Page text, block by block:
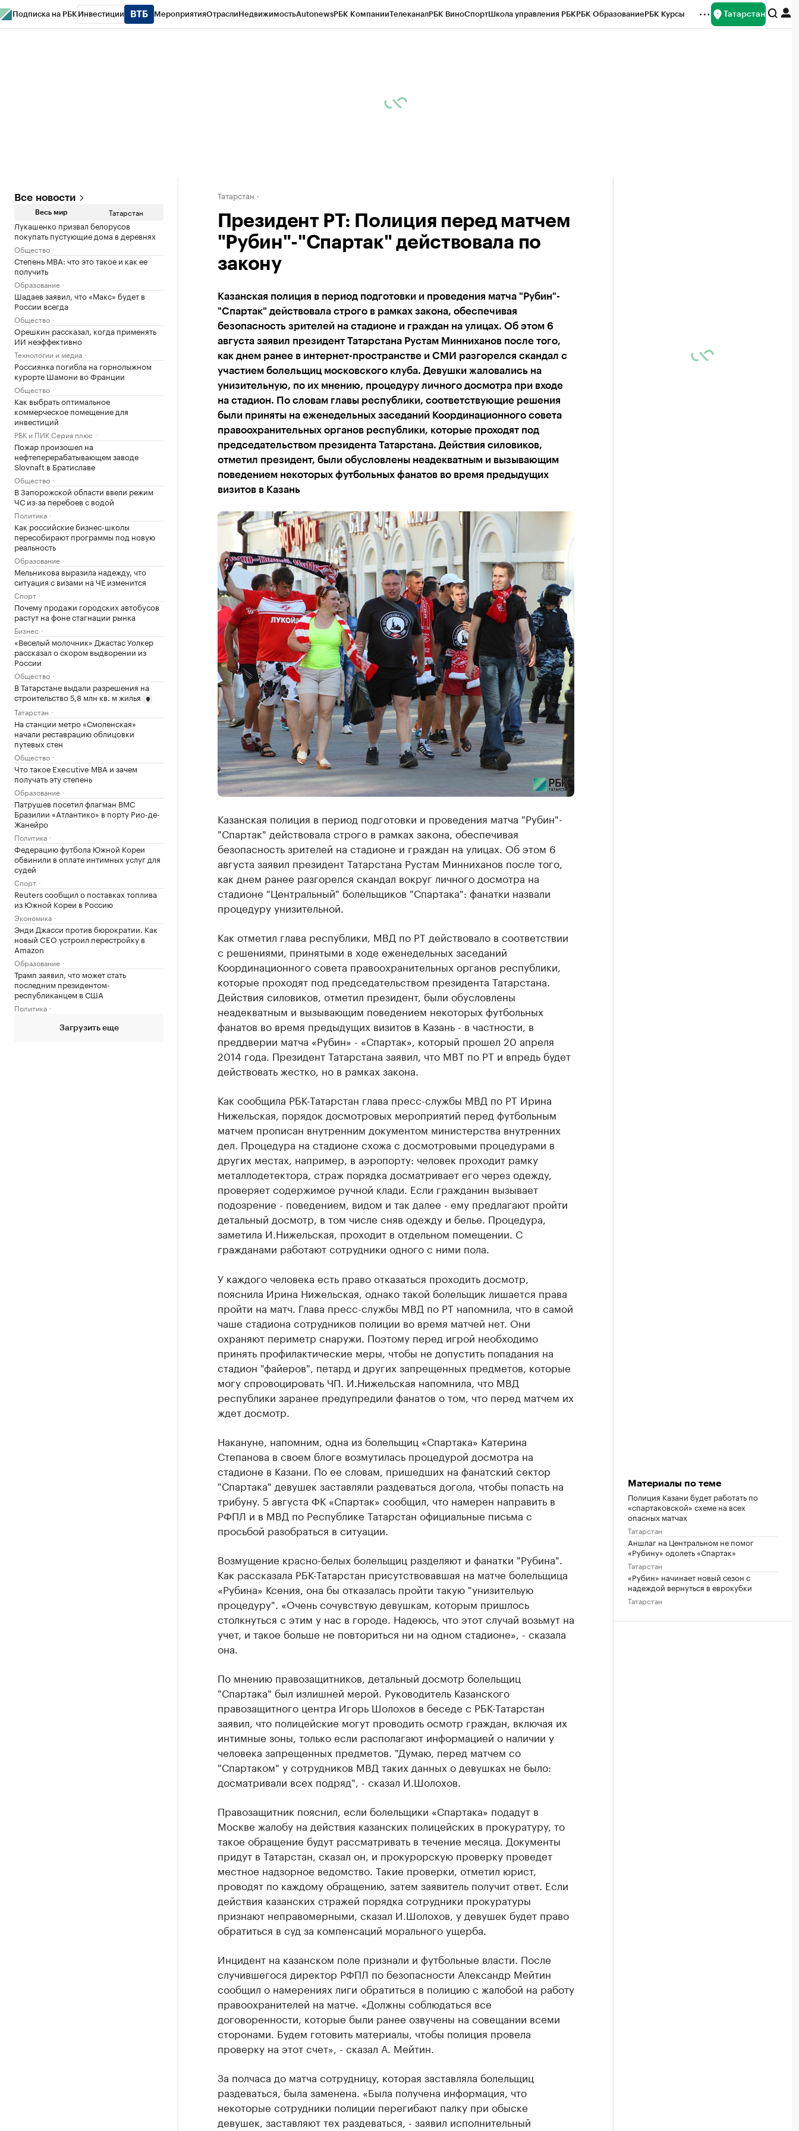
Подписка на РБК Инвестиции МероприятияОтраслиНедвижимостьAutonewsРБК КомпанииТелеканалРБК ВиноСпортШкола управления РБКРБК ОбразованиеРБК Курсы Татарстан
Все новости
Весь мир Татарстан
Лукашенко призвал белорусов
покупать пустующие дома в деревнях
Общество
Степень MBA: что это такое и как ее
получить
Образование
Шадаев заявил, что «Макс» будет в
России всегда
Общество
Орешкин рассказал, когда применять
ИИ неэффективно
Технологии и медиа
Россиянка погибла на горнолыжном
курорте Шамони во Франции
Общество
Как выбрать оптимальное
коммерческое помещение для
инвестиций
РБК и ПИК Серия плюс
Пожар произошел на
нефтеперерабатывающем заводе
Slovnaft в Братиславе
Общество
В Запорожской области ввели режим
ЧС из-за перебоев с водой
Политика
Как российские бизнес-школы
пересобирают программы под новую
реальность
Образование
Мельникова выразила надежду, что
ситуация с визами на ЧЕ изменится
Спорт
Почему продажи городских автобусов
растут на фоне стагнации рынка
Бизнес
«Веселый молочник» Джастас Уолкер
рассказал о скором выдворении из
России
Общество
В Татарстане выдали разрешения на
строительство 5,8 млн кв. м жилья
Татарстан
На станции метро «Смоленская»
начали реставрацию облицовки
путевых стен
Общество
Что такое Executive MBA и зачем
получать эту степень
Образование
Патрушев посетил флагман ВМС
Бразилии «Атлантико» в порту Рио-де-
Жанейро
Политика
Федерацию футбола Южной Кореи
обвинили в оплате интимных услуг для
судей
Спорт
Reuters сообщил о поставках топлива
из Южной Кореи в Россию
Экономика
Энди Джасси против бюрократии. Как
новый CEO устроил перестройку в
Amazon
Образование
Трамп заявил, что может стать
последним президентом-
республиканцем в США
Политика
Загрузить еще
Татарстан
Президент РТ: Полиция перед матчем
"Рубин"-"Спартак" действовала по
закону
Казанская полиция в период подготовки и проведения матча "Рубин"-
"Спартак" действовала строго в рамках закона, обеспечивая
безопасность зрителей на стадионе и граждан на улицах. Об этом 6
августа заявил президент Татарстана Рустам Минниханов после того,
как днем ранее в интернет-пространстве и СМИ разгорелся скандал с
участием болельщиц московского клуба. Девушки жаловались на
унизительную, по их мнению, процедуру личного досмотра при входе
на стадион. По словам главы республики, соответствующие решения
были приняты на еженедельных заседаний Координационного совета
правоохранительных органов республики, которые проходят под
председательством президента Татарстана. Действия силовиков,
отметил президент, были обусловлены неадекватным и вызывающим
поведением некоторых футбольных фанатов во время предыдущих
визитов в Казань
Казанская полиция в период подготовки и проведения матча "Рубин"-
"Спартак" действовала строго в рамках закона, обеспечивая
безопасность зрителей на стадионе и граждан на улицах. Об этом 6
августа заявил президент Татарстана Рустам Минниханов после того,
как днем ранее разгорелся скандал вокруг личного досмотра на
стадионе "Центральный" болельщиков "Спартака": фанатки назвали
процедуру унизительной.
Как отметил глава республики, МВД по РТ действовало в соответствии
с решениями, принятыми в ходе еженедельных заседаний
Координационного совета правоохранительных органов республики,
которые проходят под председательством президента Татарстана.
Действия силовиков, отметил президент, были обусловлены
неадекватным и вызывающим поведением некоторых футбольных
фанатов во время предыдущих визитов в Казань - в частности, в
преддверии матча «Рубин» - «Спартак», который прошел 20 апреля
2014 года. Президент Татарстана заявил, что МВТ по РТ и впредь будет
действовать жестко, но в рамках закона.
Как сообщила РБК-Татарстан глава пресс-службы МВД по РТ Ирина
Нижельская, порядок досмотровых мероприятий перед футбольным
матчем прописан внутренним документом министерства внутренних
дел. Процедура на стадионе схожа с досмотровыми процедурами в
других местах, например, в аэропорту: человек проходит рамку
металлодетектора, страж порядка досматривает его через одежду,
проверяет содержимое ручной клади. Если гражданин вызывает
подозрение - поведением, видом и так далее - ему предлагают пройти
детальный досмотр, в том числе сняв одежду и белье. Процедура,
заметила И.Нижельская, проходит в отдельном помещении. С
гражданами работают сотрудники одного с ними пола.
У каждого человека есть право отказаться проходить досмотр,
пояснила Ирина Нижельская, однако такой болельщик лишается права
пройти на матч. Глава пресс-службы МВД по РТ напомнила, что в самой
чаше стадиона сотрудников полиции во время матчей нет. Они
охраняют периметр снаружи. Поэтому перед игрой необходимо
принять профилактические меры, чтобы не допустить попадания на
стадион "файеров", петард и других запрещенных предметов, которые
могу спровоцировать ЧП. И.Нижельская напомнила, что МВД
республики заранее предупредили фанатов о том, что перед матчем их
ждет досмотр.
Накануне, напомним, одна из болельщиц «Спартака» Катерина
Степанова в своем блоге возмутилась процедурой досмотра на
стадионе в Казани. По ее словам, пришедших на фанатский сектор
"Спартака" девушек заставляли раздеваться догола, чтобы попасть на
трибуну. 5 августа ФК «Спартак» сообщил, что намерен направить в
РФПЛ и в МВД по Республике Татарстан официальные письма с
просьбой разобраться в ситуации.
Возмущение красно-белых болельщиц разделяют и фанатки "Рубина".
Как рассказала РБК-Татарстан присутствовавшая на матче болельщица
«Рубина» Ксения, она бы отказалась пройти такую "унизительую
процедуру". «Очень сочувствую девушкам, которым пришлось
столкнуться с этим у нас в городе. Надеюсь, что этот случай возьмут на
учет, и такое больше не повториться ни на одном стадионе», - сказала
она.
По мнению правозащитников, детальный досмотр болельщиц
"Спартака" был излишней мерой. Руководитель Казанского
правозащитного центра Игорь Шолохов в беседе с РБК-Татарстан
заявил, что полицейские могут проводить осмотр граждан, включая их
интимные зоны, только если располагают информацией о наличии у
человека запрещенных предметов. "Думаю, перед матчем со
"Спартаком" у сотрудников МВД таких данных о девушках не было:
досматривали всех подряд", - сказал И.Шолохов.
Правозащитник пояснил, если болельщики «Спартака» подадут в
Москве жалобу на действия казанских полицейских в прокуратуру, то
такое обращение будут рассматривать в течение месяца. Документы
придут в Татарстан, сказал он, и прокурорскую проверку проведет
местное надзорное ведомство. Такие проверки, отметил юрист,
проводят по каждому обращению, затем заявитель получит ответ. Если
действия казанских стражей порядка сотрудники прокуратуры
признают неправомерными, сказал И.Шолохов, у девушек будет право
обратиться в суд за компенсаций морального ущерба.
Инцидент на казанском поле признали и футбольные власти. После
случившегося директор РФПЛ по безопасности Александр Мейтин
сообщил о намерениях лиги обратиться в полицию с жалобой на работу
правоохранителей на матче. «Должны соблюдаться все
договоренности, которые были ранее озвучены на совещании всеми
сторонами. Будем готовить материалы, чтобы полиция провела
проверку на этот счет», - сказал А. Мейтин.
За полчаса до матча сотрудницу, которая заставляла болельщиц
раздеваться, была заменена. «Была получена информация, что
некоторые сотрудники полиции перегибают палку при обыске
девушек, заставляют тех раздеваться, - заявил исполнительный
Материалы по теме
Полиция Казани будет работать по
«спартаковской» схеме на всех
опасных матчах
Татарстан
Аншлаг на Центральном не помог
«Рубину» одолеть «Спартак»
Татарстан
«Рубин» начинает новый сезон с
надеждой вернуться в еврокубки
Татарстан